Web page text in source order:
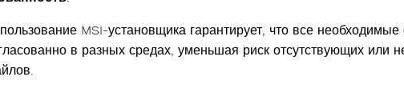
MSI-установщика гарантирует, что все
в разных средах, уменьшая риск отсутствующих или